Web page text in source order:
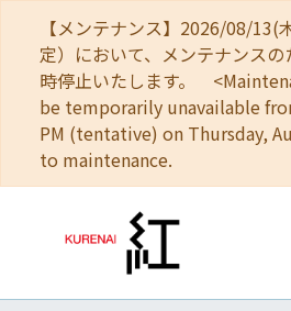
【メンテナンス】2026/08/13(
定）において、メンテナンス
時停止いたします。
be temporarily unavailable
PM (tentative) on Thursday,
to maintenance.